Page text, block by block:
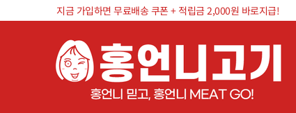
지금 가입하면 무료배송 쿠폰 + 적립금 2,000원 바로지급!